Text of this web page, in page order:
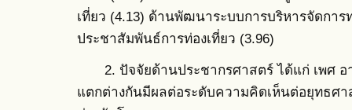
เที่ยว (4.13) ด้านพัฒนาระบบการบริหารจัดการ
ประชาสัมพันธ์การท่องเที่ยว (3.96)
2. ปัจจัยด้านประชากรศาสตร์ ได้แก่ เพศ อ
แตกต่างกันมีผลต่อระดับความคิดเห็นต่อยุทธศ